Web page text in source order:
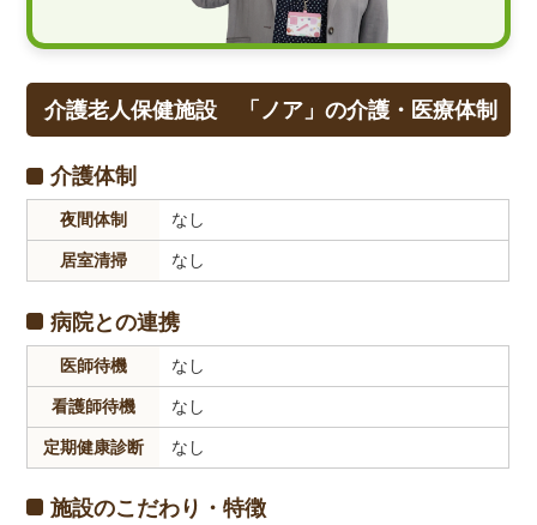
介護老人保健施設 「ノア」の介護・医療体制
介護体制
夜間体制 なし
居室清掃 なし
病院との連携
医師待機 なし
看護師待機 なし
定期健康診断 なし
施設のこだわり・特徴